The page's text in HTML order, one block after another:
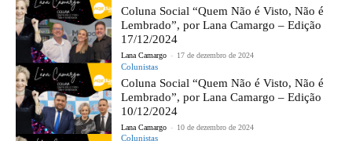
Coluna Social “Quem Não é Visto, Não é
Lembrado”, por Lana Camargo – Edição
17/12/2024
Lana Camargo - 17 de dezembro de 2024
Colunistas
Coluna Social “Quem Não é Visto, Não é
Lembrado”, por Lana Camargo – Edição
10/12/2024
Lana Camargo - 10 de dezembro de 2024
Colunistas